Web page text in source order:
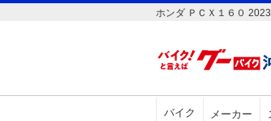
ホンダ ＰＣＸ１６０
バイク メーカー